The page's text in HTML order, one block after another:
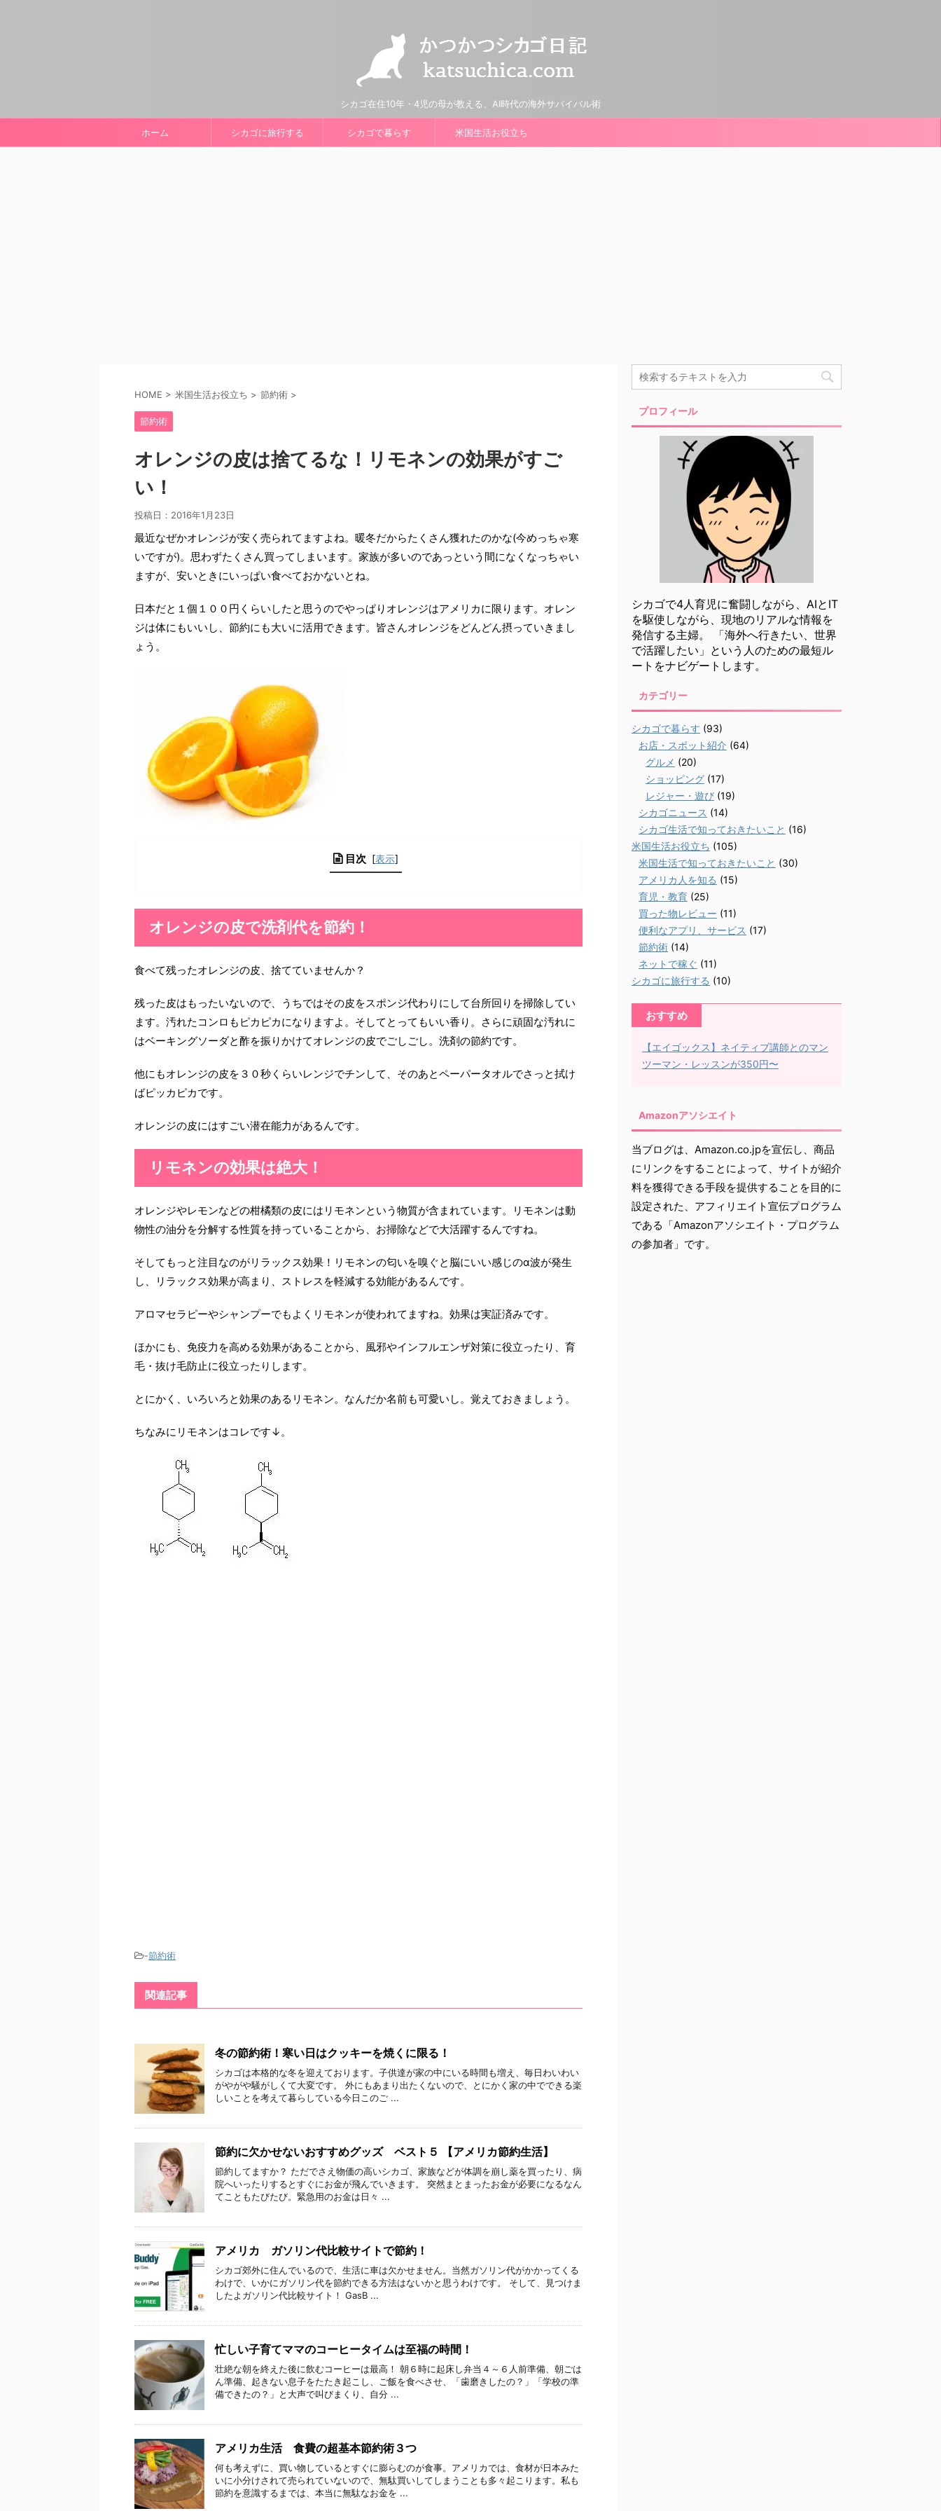
シカゴ在住10年・4児の母が教える、AI時代の海外サバイバル術
ホーム シカゴに旅行する シカゴで暮らす 米国生活お役立ち
HOME > 米国生活お役立ち > 節約術 >
節約術
オレンジの皮は捨てるな！リモネンの効果がすご
い！
投稿日： 2016年1月23日
最近なぜかオレンジが安く売られてますよね。暖冬だからたくさん獲れたのかな(今めっちゃ寒
いですが)。思わずたくさん買ってしまいます。家族が多いのであっという間になくなっちゃい
ますが、安いときにいっぱい食べておかないとね。
日本だと１個１００円くらいしたと思うのでやっぱりオレンジはアメリカに限ります。オレン
ジは体にもいいし、節約にも大いに活用できます。皆さんオレンジをどんどん摂っていきまし
ょう。
目次 [表示]
オレンジの皮で洗剤代を節約！
食べて残ったオレンジの皮、捨てていませんか？
残った皮はもったいないので、うちではその皮をスポンジ代わりにして台所回りを掃除してい
ます。汚れたコンロもピカピカになりますよ。そしてとってもいい香り。さらに頑固な汚れに
はベーキングソーダと酢を振りかけてオレンジの皮でごしごし。洗剤の節約です。
他にもオレンジの皮を３０秒くらいレンジでチンして、そのあとペーパータオルでさっと拭け
ばピッカピカです。
オレンジの皮にはすごい潜在能力があるんです。
リモネンの効果は絶大！
オレンジやレモンなどの柑橘類の皮にはリモネンという物質が含まれています。リモネンは動
物性の油分を分解する性質を持っていることから、お掃除などで大活躍するんですね。
そしてもっと注目なのがリラックス効果！リモネンの匂いを嗅ぐと脳にいい感じのα波が発生
し、リラックス効果が高まり、ストレスを軽減する効能があるんです。
アロマセラピーやシャンプーでもよくリモネンが使われてますね。効果は実証済みです。
ほかにも、免疫力を高める効果があることから、風邪やインフルエンザ対策に役立ったり、育
毛・抜け毛防止に役立ったりします。
とにかく、いろいろと効果のあるリモネン。なんだか名前も可愛いし。覚えておきましょう。
ちなみにリモネンはコレです↓。
-節約術
関連記事
冬の節約術！寒い日はクッキーを焼くに限る！
シカゴは本格的な冬を迎えております。子供達が家の中にいる時間も増え、毎日わいわい
がやがや騒がしくて大変です。 外にもあまり出たくないので、とにかく家の中でできる楽
しいことを考えて暮らしている今日このご ...
節約に欠かせないおすすめグッズ ベスト５ 【アメリカ節約生活】
節約してますか？ ただでさえ物価の高いシカゴ、家族などが体調を崩し薬を買ったり、病
院へいったりするとすぐにお金が飛んでいきます。 突然まとまったお金が必要になるなん
てこともたびたび。緊急用のお金は日々 ...
アメリカ ガソリン代比較サイトで節約！
シカゴ郊外に住んでいるので、生活に車は欠かせません。当然ガソリン代がかかってくる
わけで、いかにガソリン代を節約できる方法はないかと思うわけです。 そして、見つけま
したよガソリン代比較サイト！ GasB ...
忙しい子育てママのコーヒータイムは至福の時間！
壮絶な朝を終えた後に飲むコーヒーは最高！ 朝６時に起床し弁当４～６人前準備、朝ごは
ん準備、起きない息子をたたき起こし、ご飯を食べさせ、「歯磨きしたの？」「学校の準
備できたの？」と大声で叫びまくり、自分 ...
アメリカ生活 食費の超基本節約術３つ
何も考えずに、買い物しているとすぐに膨らむのが食事。アメリカでは、食材が日本みた
いに小分けされて売られていないので、無駄買いしてしまうことも多々起こります。私も
節約を意識するまでは、本当に無駄なお金を ...
プロフィール
シカゴで4人育児に奮闘しながら、AIとIT
を駆使しながら、現地のリアルな情報を
発信する主婦。 「海外へ行きたい、世界
で活躍したい」という人のための最短ル
ートをナビゲートします。
カテゴリー
シカゴで暮らす (93)
お店・スポット紹介 (64)
グルメ (20)
ショッピング (17)
レジャー・遊び (19)
シカゴニュース (14)
シカゴ生活で知っておきたいこと (16)
米国生活お役立ち (105)
米国生活で知っておきたいこと (30)
アメリカ人を知る (15)
育児・教育 (25)
買った物レビュー (11)
便利なアプリ、サービス (17)
節約術 (14)
ネットで稼ぐ (11)
シカゴに旅行する (10)
おすすめ
【エイゴックス】ネイティブ講師とのマン
ツーマン・レッスンが350円〜
Amazonアソシエイト
当ブログは、Amazon.co.jpを宣伝し、商品
にリンクをすることによって、サイトが紹介
料を獲得できる手段を提供することを目的に
設定された、アフィリエイト宣伝プログラム
である「Amazonアソシエイト・プログラム
の参加者」です。